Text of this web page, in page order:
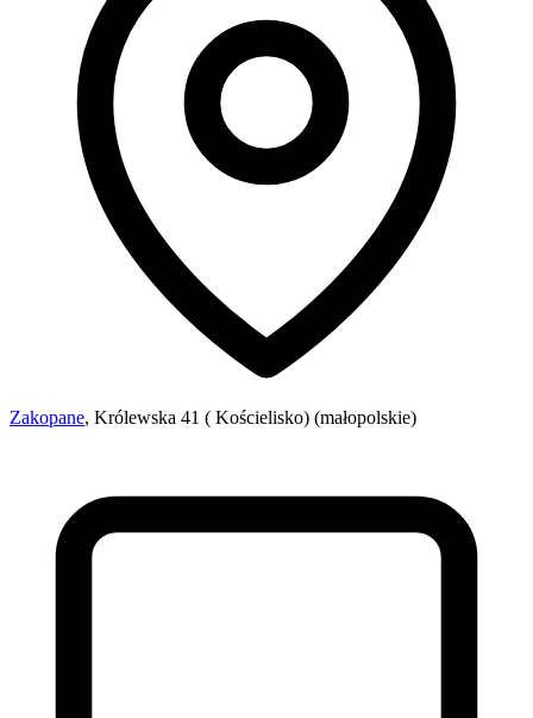
Zakopane, Królewska 41 ( Kościelisko) (małopolskie)